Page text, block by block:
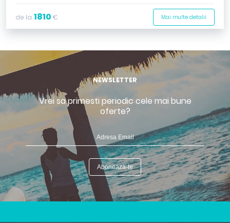
de la:1810 € Mai multe detalii
NEWSLETTER
Vrei sa primesti periodic cele mai bune
oferte?